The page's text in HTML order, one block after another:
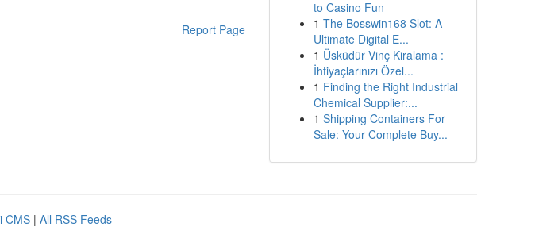
Report Page
to Casino Fun
1 The Bosswin168 Slot: A
Ultimate Digital E...
1 Üsküdür Vinç Kiralama :
İhtiyaçlarınızı Özel...
1 Finding the Right Industrial
Chemical Supplier:...
1 Shipping Containers For
Sale: Your Complete Buy...
CMS | All RSS Feeds